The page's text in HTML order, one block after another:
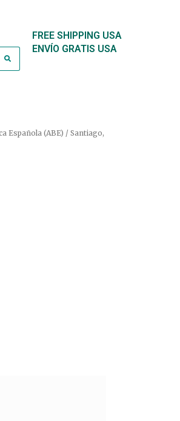
FREE SHIPPING USA
ENVÍO GRATIS USA
Española (ABE) / Santiago,